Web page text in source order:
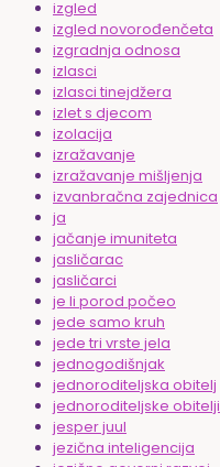
izgled
izgled novorođenčeta
izgradnja odnosa
izlasci
izlasci tinejdžera
izlet s djecom
izolacija
izražavanje
izražavanje mišljenja
izvanbračna zajednica
ja
jačanje imuniteta
jasličarac
jasličarci
je li porod počeo
jede samo kruh
jede tri vrste jela
jednogodišnjak
jednoroditeljska obitelj
jednoroditeljske obitelji
jesper juul
jezična inteligencija